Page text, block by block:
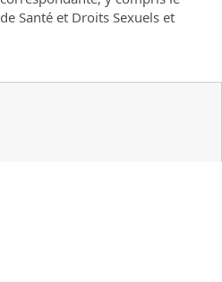
Santé et Droits Sexuels et